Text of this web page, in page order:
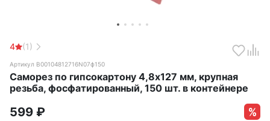
4 (1)
Артикул B00104812716N07ф150
Саморез по гипсокартону 4,8х127 мм, крупная
резьба, фосфатированный, 150 шт. в контейнере
599 ₽